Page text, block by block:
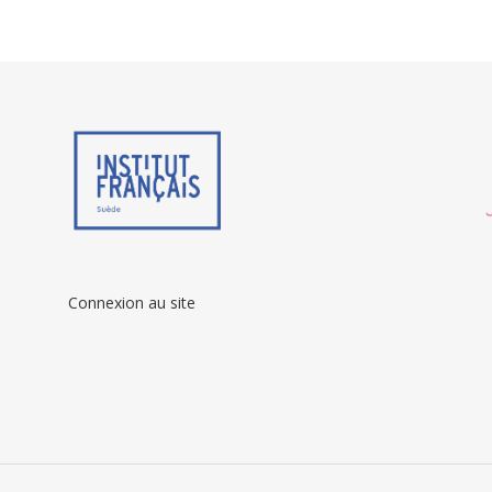
Connexion au site